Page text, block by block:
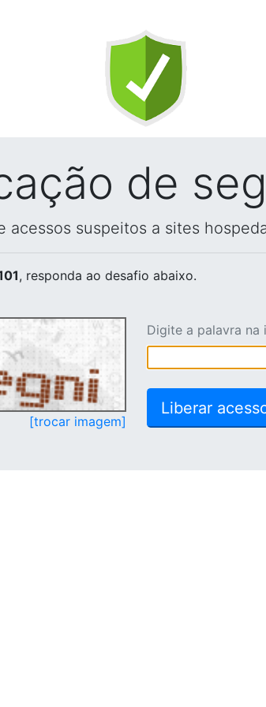
de
acessos suspeitos a sites
, responda ao desafio abaixo.
[trocar imagem]
Digite a palavra na